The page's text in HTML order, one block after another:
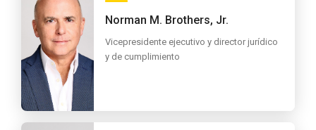
Norman M. Brothers, Jr.
Vicepresidente ejecutivo y director jurídico
y de cumplimiento